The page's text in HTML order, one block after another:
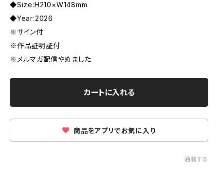
◆Size:H210×W148mm
◆Year:2026
※サイン付
※作品証明証付
※メルマガ配信やめました
カートに入れる
商品をアプリでお気に入り
通報する